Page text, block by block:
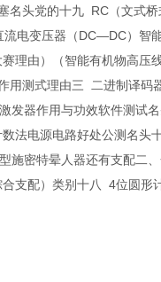
头党的十九 RC（文式
电变压器（DC—DC）智
理由）（智能有机物高压
测式理由三 二进制译码
器作用与功效软件测试
法电源电路好处公测名头
密特晕人器还有支配二
支配）类别十八 4位圆形